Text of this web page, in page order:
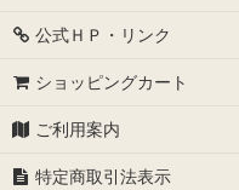
公式ＨＰ・リンク
ショッピングカート
ご利用案内
特定商取引法表示